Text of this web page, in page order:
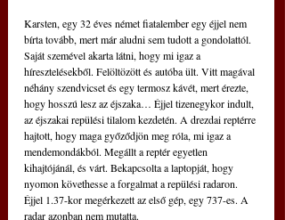
Karsten, egy 32 éves német fiatalember egy éjjel nem
bírta tovább, mert már aludni sem tudott a gondolattól.
Saját szemével akarta látni, hogy mi igaz a
híresztelésekből. Felöltözött és autóba ült. Vitt magával
néhány szendvicset és egy termosz kávét, mert érezte,
hogy hosszú lesz az éjszaka… Éjjel tizenegykor indult,
az éjszakai repülési tilalom kezdetén. A drezdai reptérre
hajtott, hogy maga győződjön meg róla, mi igaz a
mendemondákból. Megállt a reptér egyetlen
kihajtójánál, és várt. Bekapcsolta a laptopját, hogy
nyomon követhesse a forgalmat a repülési radaron.
Éjjel 1.37-kor megérkezett az első gép, egy 737-es. A
radar azonban nem mutatta.